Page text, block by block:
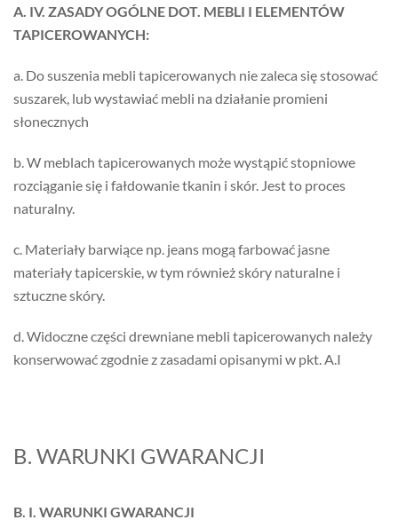
A. IV. ZASADY OGÓLNE DOT. MEBLI I ELEMENTÓW
TAPICEROWANYCH:
a. Do suszenia mebli tapicerowanych nie zaleca się stosować
suszarek, lub wystawiać mebli na działanie promieni
słonecznych
b. W meblach tapicerowanych może wystąpić stopniowe
rozciąganie się i fałdowanie tkanin i skór. Jest to proces
naturalny.
c. Materiały barwiące np. jeans mogą farbować jasne
materiały tapicerskie, w tym również skóry naturalne i
sztuczne skóry.
d. Widoczne części drewniane mebli tapicerowanych należy
konserwować zgodnie z zasadami opisanymi w pkt. A.I
B. WARUNKI GWARANCJI
B. I. WARUNKI GWARANCJI